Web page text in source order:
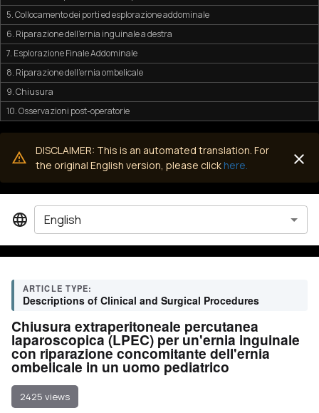
5. Collocamento dei porti ed esplorazione addominale
6. Riparazione dell'ernia inguinale a destra
7. Esplorazione Finale Addominale
8. Riparazione dell'ernia ombelicale
9. Chiusura
10. Osservazioni post-operatorie
DISCLAIMER: This is an automated translation. For
the original English version, please click here.
ARTICLE TYPE:
Descriptions of Clinical and Surgical Procedures
Chiusura extraperitoneale percutanea
laparoscopica (LPEC) per un'ernia inguinale
con riparazione concomitante dell'ernia
ombelicale in un uomo pediatrico
2425 views
English